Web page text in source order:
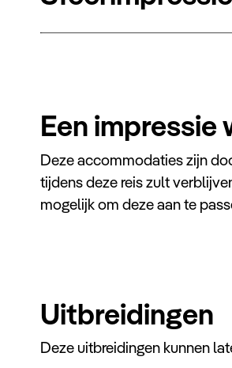
Een impressie
Deze accommodaties zijn
tijdens deze reis zult
mogelijk om deze aan te
Deze accommodatie biedt u
wat het is om in een
bedoeïenenkamp te
tenten en bungalows
Uitbreidingen
Deze uitbreidingen kunnen